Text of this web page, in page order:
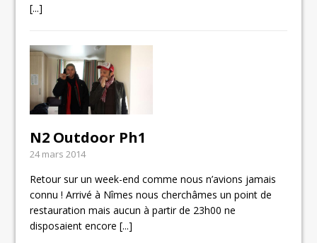
[...]
N2 Outdoor Ph1
24 mars 2014
Retour sur un week-end comme nous n’avions jamais
connu ! Arrivé à Nîmes nous cherchâmes un point de
restauration mais aucun à partir de 23h00 ne
disposaient encore[...]